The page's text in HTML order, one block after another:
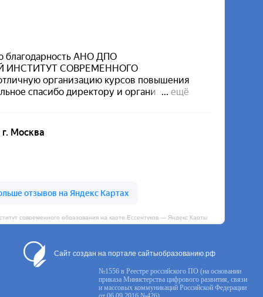
современного образования на карте Ессентуков — Яндекс Карты
Сайт создан на портале сайтыобразованию.рф
№1556 в Реестре российского ПО (на основании
приказа Министерства цифрового развития, связи
и массовых коммуникаций Российской Федерации